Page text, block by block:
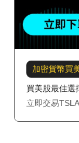
加密貨幣買
買美股最佳選
立即交易